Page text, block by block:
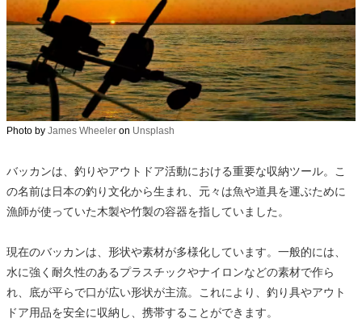
Photo by James Wheeler on Unsplash
バッカンは、釣りやアウトドア活動における重要な収納ツール。こ
の名前は日本の釣り文化から生まれ、元々は魚や道具を運ぶために
漁師が使っていた木製や竹製の容器を指していました。
現在のバッカンは、形状や素材が多様化しています。一般的には、
水に強く耐久性のあるプラスチックやナイロンなどの素材で作ら
れ、底が平らで口が広い形状が主流。これにより、釣り具やアウト
ドア用品を安全に収納し、携帯することができます。